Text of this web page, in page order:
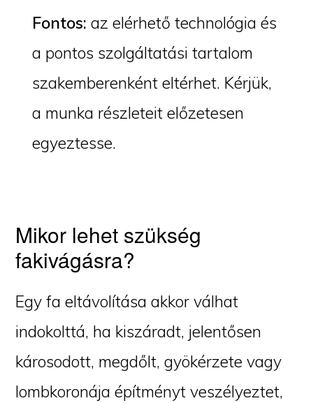
Fontos: az elérhető technológia és
a pontos szolgáltatási tartalom
szakemberenként eltérhet. Kérjük,
a munka részleteit előzetesen
egyeztesse.
Mikor lehet szükség
fakivágásra?
Egy fa eltávolítása akkor válhat
indokolttá, ha kiszáradt, jelentősen
károsodott, megdőlt, gyökérzete vagy
lombkoronája építményt veszélyeztet,